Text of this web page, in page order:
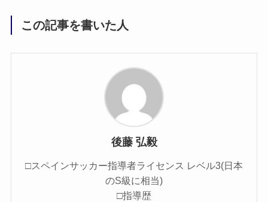
この記事を書いた人
後藤 弘毅
□スペインサッカー指導者ライセンス レベル3(日本
のS級に相当)
□指導歴